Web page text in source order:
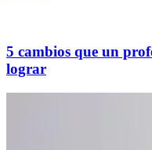
5 cambios que un
lograr